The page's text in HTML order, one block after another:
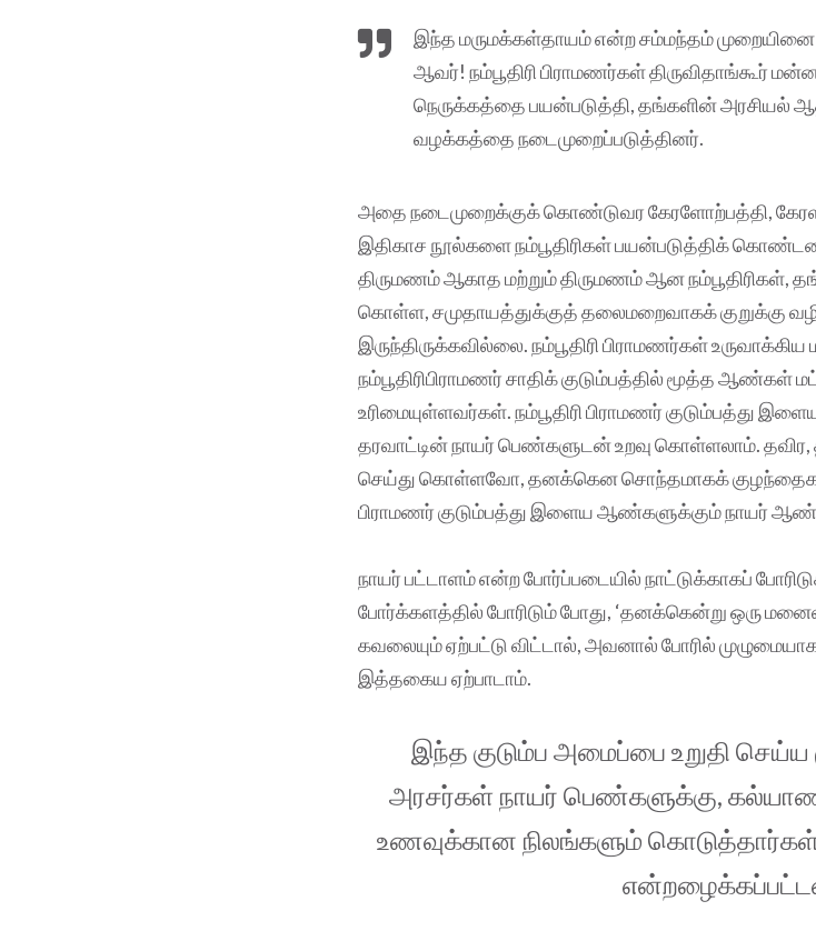
இந்த மருமக்கள்தாயம் என்ற சம்மந்தம் முறையினை
ஆவர்! நம்பூதிரி பிராமணர்கள் திருவிதாங்கூர்
நெருக்கத்தை பயன்படுத்தி, தங்களின் அரசியல்
வழக்கத்தை நடைமுறைப்படுத்தினர்.
அதை நடைமுறைக்குக் கொண்டுவர கேரளோற்பத்தி,
இதிகாச நூல்களை நம்பூதிரிகள் பயன்படுத்திக்
திருமணம் ஆகாத மற்றும் திருமணம் ஆன
கொள்ள, சமுதாயத்துக்குத் தலைமறைவாகக் குறுக்கு
இருந்திருக்கவில்லை. நம்பூதிரி பிராமணர்கள்
நம்பூதிரிபிராமணர் சாதிக் குடும்பத்தில் மூத்த
உரிமையுள்ளவர்கள். நம்பூதிரி பிராமணர் குடும்பத்து
தரவாட்டின் நாயர் பெண்களுடன் உறவு கொள்ளலாம்.
செய்து கொள்ளவோ, தனக்கென சொந்தமாகக் குழந்தைகள்
பிராமணர் குடும்பத்து இளைய ஆண்களுக்கும் நாயர்
நாயர் பட்டாளம் என்ற போர்ப்படையில் நாட்டுக்காகப்
போர்க்களத்தில் போரிடும் போது, ‘தனக்கென்று ஒரு
கவலையும் ஏற்பட்டு விட்டால், அவனால் போரில்
இத்தகைய ஏற்பாடாம்.
இந்த குடும்ப அமைப்பை உறுதி செய்ய
அரசர்கள் நாயர் பெண்களுக்கு,
உணவுக்கான நிலங்களும்